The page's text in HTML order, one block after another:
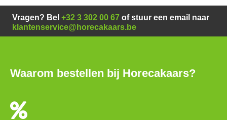
Vragen? Bel +32 3 302 00 67 of stuur een email naar
klantenservice@horecakaars.be
Waarom bestellen bij Horecakaars?